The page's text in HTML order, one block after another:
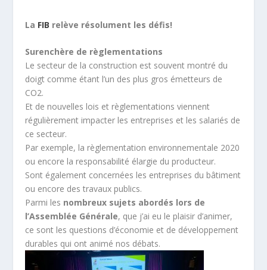
La FIB relève résolument les défis!
Surenchère de règlementations
Le secteur de la construction est souvent montré du
doigt comme étant l’un des plus gros émetteurs de
CO2.
Et de nouvelles lois et règlementations viennent
régulièrement impacter les entreprises et les salariés de
ce secteur.
Par exemple, la règlementation environnementale 2020
ou encore la responsabilité élargie du producteur.
Sont également concernées les entreprises du bâtiment
ou encore des travaux publics.
Parmi les nombreux sujets abordés lors de
l’Assemblée Générale, que j’ai eu le plaisir d’animer,
ce sont les questions d’économie et de développement
durables qui ont animé nos débats.